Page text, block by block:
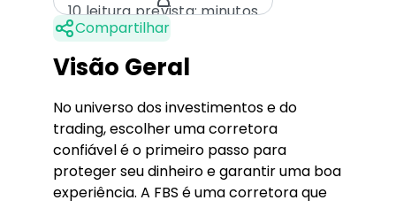
10 leitura prevista: minutos
Compartilhar
Visão Geral
No universo dos investimentos e do
trading, escolher uma corretora
confiável é o primeiro passo para
proteger seu dinheiro e garantir uma boa
experiência. A FBS é uma corretora que